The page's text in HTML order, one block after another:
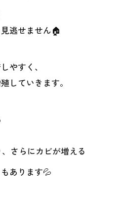
逃せません🏠
やすく、
していきます。
さらにカビが増える
あります💦